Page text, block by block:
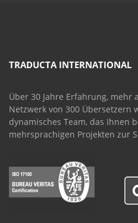
TRADUCTA INTERNATIONAL
Über 30 Jahre Erfahrung, mehr
Netzwerk von 300
dynamisches Team, das Ihnen
mehrsprachigen Projekten zur